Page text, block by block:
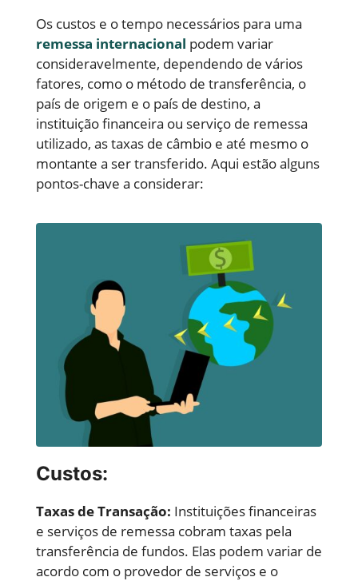
Os custos e o tempo necessários para uma
remessa internacional podem variar
consideravelmente, dependendo de vários
fatores, como o método de transferência, o
país de origem e o país de destino, a
instituição financeira ou serviço de remessa
utilizado, as taxas de câmbio e até mesmo o
montante a ser transferido. Aqui estão alguns
pontos-chave a considerar:
Custos:
Taxas de Transação: Instituições financeiras
e serviços de remessa cobram taxas pela
transferência de fundos. Elas podem variar de
acordo com o provedor de serviços e o